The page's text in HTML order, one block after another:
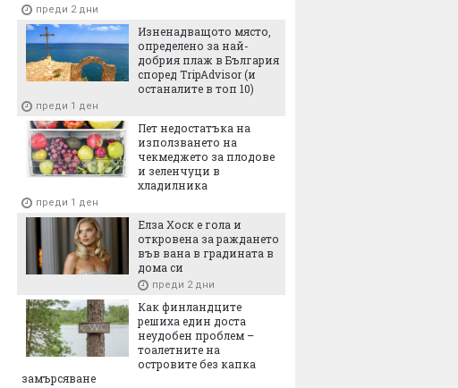
преди 2 дни
Изненадващото място,
определено за най-
добрия плаж в България
според TripAdvisor (и
останалите в топ 10)
преди 1 ден
Пет недостатъка на
използването на
чекмеджето за плодове
и зеленчуци в
хладилника
преди 1 ден
Елза Хоск е гола и
откровена за раждането
във вана в градината в
дома си
преди 2 дни
Как финландците
решиха един доста
неудобен проблем –
тоалетните на
островите без капка
замърсяване